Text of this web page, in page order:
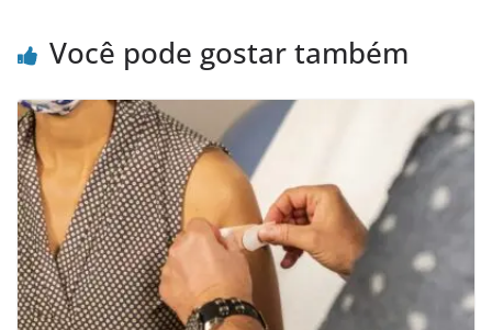
Você pode gostar também